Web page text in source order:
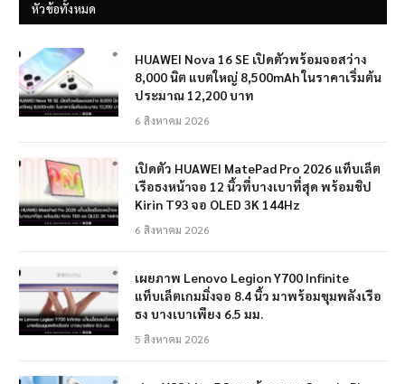
หัวข้อทั้งหมด
HUAWEI Nova 16 SE เปิดตัวพร้อมจอสว่าง
8,000 นิต แบตใหญ่ 8,500mAh ในราคาเริ่มต้น
ประมาณ 12,200 บาท
6 สิงหาคม 2026
เปิดตัว HUAWEI MatePad Pro 2026 แท็บเล็ต
เรือธงหน้าจอ 12 นิ้วที่บางเบาที่สุด พร้อมชิป
Kirin T93 จอ OLED 3K 144Hz
6 สิงหาคม 2026
เผยภาพ Lenovo Legion Y700 Infinite
แท็บเล็ตเกมมิ่งจอ 8.4 นิ้ว มาพร้อมขุมพลังเรือ
ธง บางเบาเพียง 6.5 มม.
5 สิงหาคม 2026